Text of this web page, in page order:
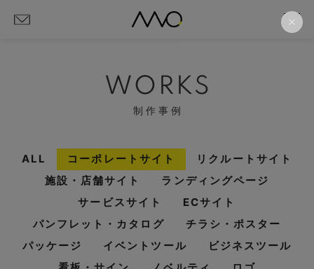
WORKS
制作事例
ALL コーポレートサイト
リクルートサイト
施設・店舗サイト
ランディングページ
サービスサイト
ECサイト
パンフレット・カタログ
チラシ・ポスター
パッケージ
イベントツール
ビジネスツール